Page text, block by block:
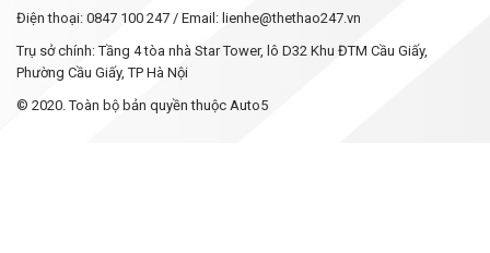
Điện thoại: 0847 100 247 / Email: lienhe@thethao247.vn
Trụ sở chính: Tầng 4 tòa nhà Star Tower, lô D32 Khu ĐTM Cầu Giấy,
Phường Cầu Giấy, TP Hà Nội
© 2020. Toàn bộ bản quyền thuộc Auto5